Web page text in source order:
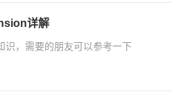
详解
识，需要的朋友可以参考一下